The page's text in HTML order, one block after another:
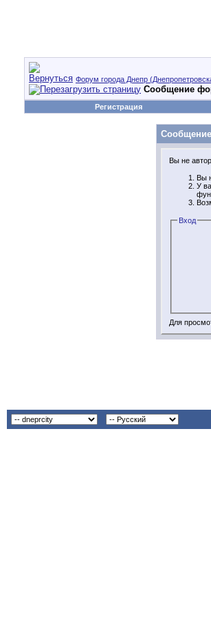
Форум города Днепр
Сообщение
Регистрация
Вы не
Вы
У
Вход
Для